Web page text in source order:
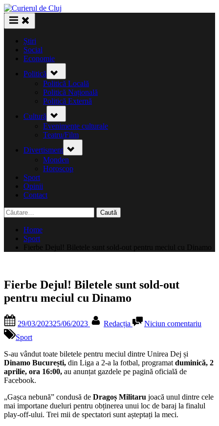
Skip
to
content
Știri
Social
Economie
Politică
sub-
menu
Politică Locală
Politică Națională
Politică Externă
Cultură
sub-
menu
Evenimente culturale
Teatru/Film
Divertisment sub-
menu
Monden
Horoscop
Sport
Opinii
Contact
Caută
după:
Home
Sport
Fierbe Dejul! Biletele sunt sold-out pentru meciul cu Dinamo
Fierbe Dejul! Biletele sunt sold-out
pentru meciul cu Dinamo
on
29/03/202325/06/2023 Redacția Niciun comentariu
sold-
cu
Sport
S-au vândut toate biletele pentru meciul dintre Unirea Dej și
Dinamo București, din Liga a 2-a la fotbal, programat duminică, 2
aprilie, ora 16:00, au anunțat gazdele pe pagină oficială de
Facebook.
„Gașca nebună” condusă de Dragoș Militaru joacă unul dintre cele
mai importane dueluri pentru obținerea unui loc de baraj la finalul
play-off-ului. Trei mii de spectatori sunt așteptați la meci.